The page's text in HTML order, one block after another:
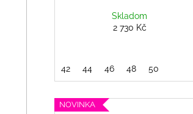
Skladom
2 730 Kč
42 44 46 48 50
NOVINKA